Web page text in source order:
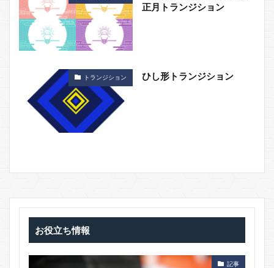
正月トランジション
トランジション ひし形トランジション
お役立ち情報
記事